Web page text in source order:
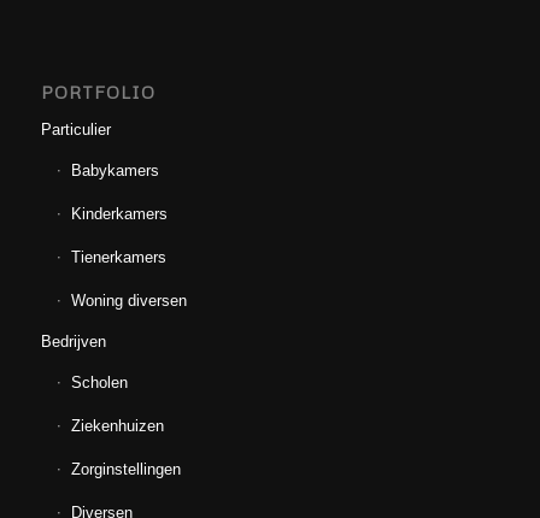
PORTFOLIO
Particulier
Babykamers
Kinderkamers
Tienerkamers
Woning diversen
Bedrijven
Scholen
Ziekenhuizen
Zorginstellingen
Diversen